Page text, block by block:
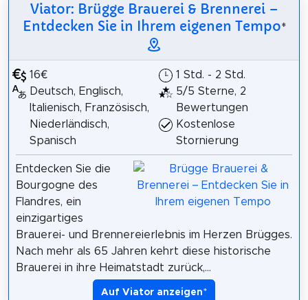
Viator: Brügge Brauerei & Brennerei –
Entdecken Sie in Ihrem eigenen Tempo*
16€
Deutsch, Englisch,
Italienisch, Französisch,
Niederländisch,
Spanisch
1 Std. - 2 Std.
5/5 Sterne, 2
Bewertungen
Kostenlose
Stornierung
Entdecken Sie die
Bourgogne des
Flandres, ein
einzigartiges
Brauerei- und Brennereierlebnis im Herzen Brügges.
Nach mehr als 65 Jahren kehrt diese historische
Brauerei in ihre Heimatstadt zurück,...
Auf Viator anzeigen*